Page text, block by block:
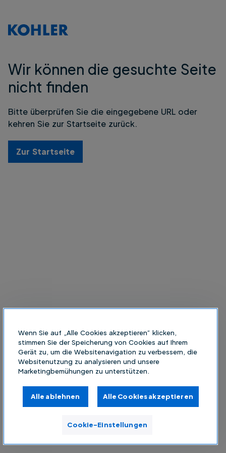
Wir können die gesuchte Seite
nicht finden
Bitte überprüfen Sie die eingegebene URL oder
kehren Sie zur Startseite zurück.
Zur Startseite
Wenn Sie auf „Alle Cookies akzeptieren“ klicken,
stimmen Sie der Speicherung von Cookies auf Ihrem
Gerät zu, um die Websitenavigation zu verbessern, die
Websitenutzung zu analysieren und unsere
Marketingbemühungen zu unterstützen.
Alle ablehnen Alle Cookies akzeptieren
Cookie-Einstellungen